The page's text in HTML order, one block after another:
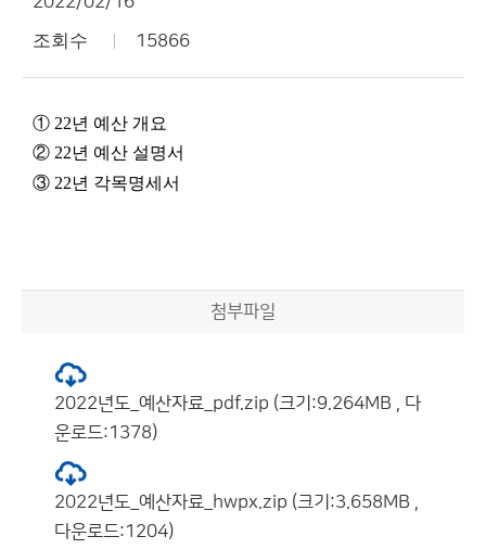
조회수 15866
① 22년 예산 개요
② 22년 예산 설명서
③ 22년 각목명세서
첨부파일
2022년도_예산자료_pdf.zip (크기:9.264MB , 다
운로드:1378)
2022년도_예산자료_hwpx.zip (크기:3.658MB ,
다운로드:1204)